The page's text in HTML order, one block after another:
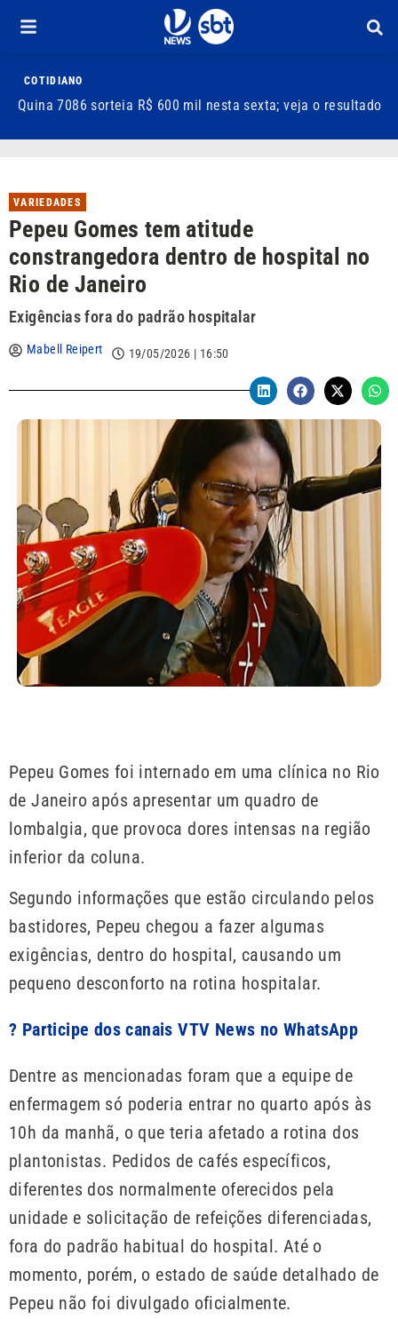
COTIDIANO
Quina 7086 sorteia R$ 600 mil nesta sexta; veja o resultado
VARIEDADES
Pepeu Gomes tem atitude
constrangedora dentro de hospital no
Rio de Janeiro
Exigências fora do padrão hospitalar
Mabell Reipert 19/05/2026 | 16:50
Pepeu Gomes foi internado em uma clínica no Rio
de Janeiro após apresentar um quadro de
lombalgia, que provoca dores intensas na região
inferior da coluna.
Segundo informações que estão circulando pelos
bastidores, Pepeu chegou a fazer algumas
exigências, dentro do hospital, causando um
pequeno desconforto na rotina hospitalar.
? Participe dos canais VTV News no WhatsApp
Dentre as mencionadas foram que a equipe de
enfermagem só poderia entrar no quarto após às
10h da manhã, o que teria afetado a rotina dos
plantonistas. Pedidos de cafés específicos,
diferentes dos normalmente oferecidos pela
unidade e solicitação de refeições diferenciadas,
fora do padrão habitual do hospital. Até o
momento, porém, o estado de saúde detalhado de
Pepeu não foi divulgado oficialmente.